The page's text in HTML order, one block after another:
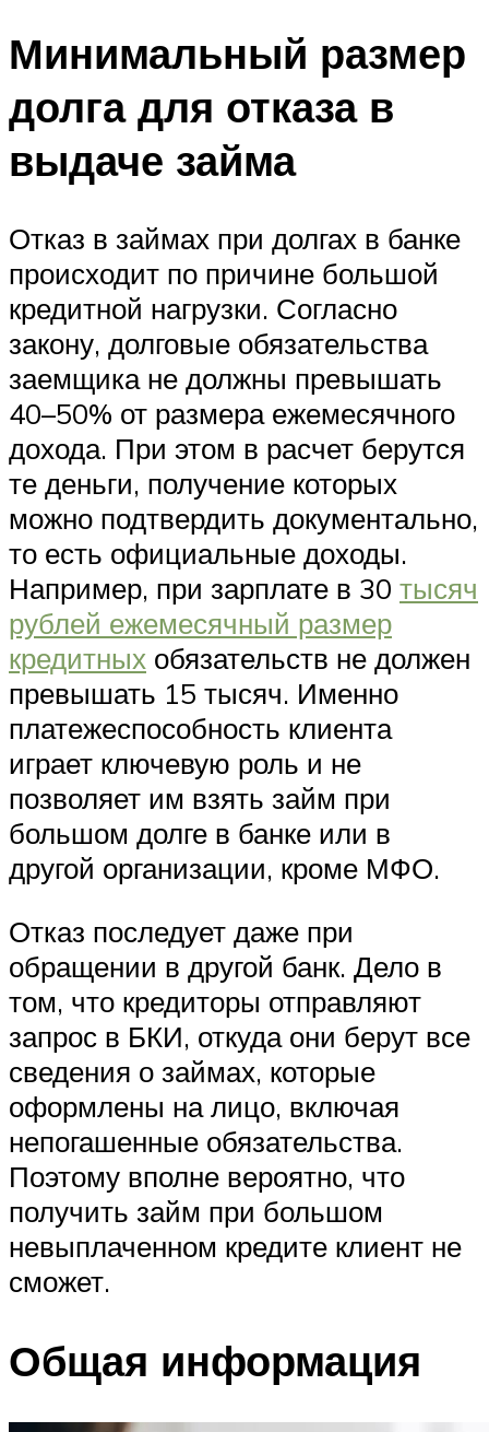
Минимальный размер
долга для отказа в
выдаче займа
Отказ в займах при долгах в банке
происходит по причине большой
кредитной нагрузки. Согласно
закону, долговые обязательства
заемщика не должны превышать
40–50% от размера ежемесячного
дохода. При этом в расчет берутся
те деньги, получение которых
можно подтвердить документально,
то есть официальные доходы.
Например, при зарплате в 30 тысяч
рублей ежемесячный размер
кредитных обязательств не должен
превышать 15 тысяч. Именно
платежеспособность клиента
играет ключевую роль и не
позволяет им взять займ при
большом долге в банке или в
другой организации, кроме МФО.
Отказ последует даже при
обращении в другой банк. Дело в
том, что кредиторы отправляют
запрос в БКИ, откуда они берут все
сведения о займах, которые
оформлены на лицо, включая
непогашенные обязательства.
Поэтому вполне вероятно, что
получить займ при большом
невыплаченном кредите клиент не
сможет.
Общая информация